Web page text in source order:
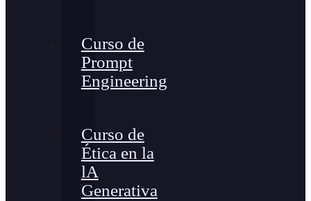
Curso de
Prompt
Engineering
Curso de
Ética en la
lA
Generativa